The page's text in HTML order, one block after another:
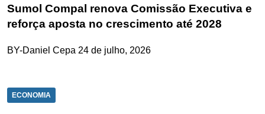
Sumol Compal renova Comissão Executiva e
reforça aposta no crescimento até 2028
BY-Daniel Cepa 24 de julho, 2026
ECONOMIA